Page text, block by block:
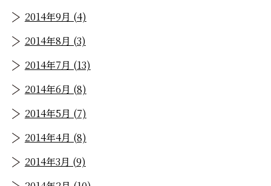
2014年9月 (4)
2014年8月 (3)
2014年7月 (13)
2014年6月 (8)
2014年5月 (7)
2014年4月 (8)
2014年3月 (9)